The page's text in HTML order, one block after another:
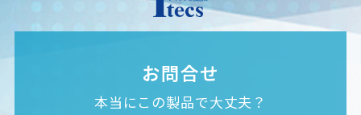
お問合せ
本当にこの製品で大丈夫？